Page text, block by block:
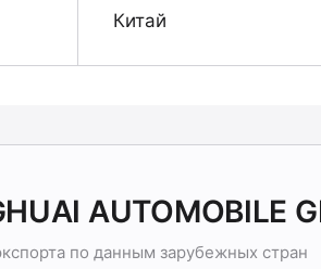
Китай
AUTOMOBILE
по данным зарубежных стран